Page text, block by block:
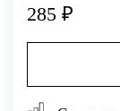
285 ₽